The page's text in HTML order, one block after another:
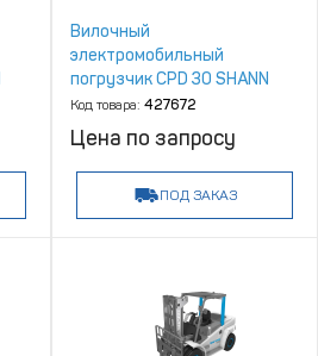
Вилочный
электромобильный
погрузчик CPD 30 SHANN
Код товара: 427672
Цена по запросу
ПОД ЗАКАЗ